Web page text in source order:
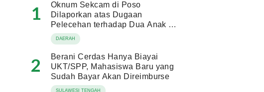
1
Oknum Sekcam di Poso
Dilaporkan atas Dugaan
Pelecehan terhadap Dua Anak di
Bawah Umur
DAERAH
2
Berani Cerdas Hanya Biayai
UKT/SPP, Mahasiswa Baru yang
Sudah Bayar Akan Direimburse
SULAWESI TENGAH